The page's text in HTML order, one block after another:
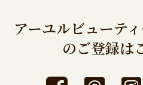
アーユルビューテ
のご登録は